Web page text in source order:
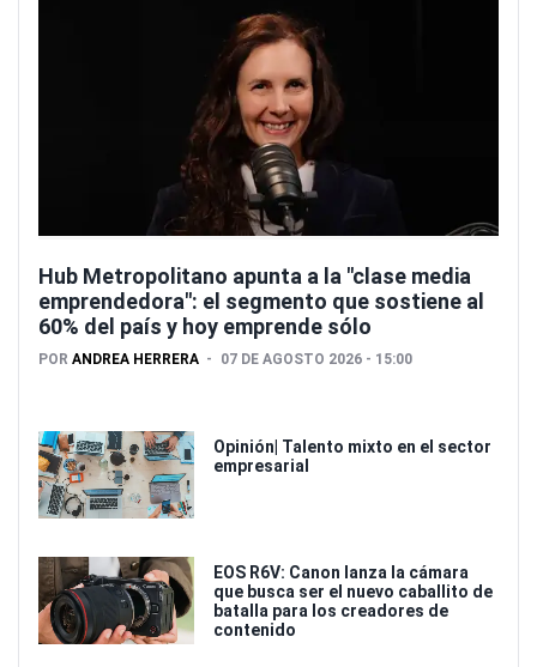
Hub Metropolitano apunta a la "clase media
emprendedora": el segmento que sostiene al
60% del país y hoy emprende sólo
POR ANDREA HERRERA 07 DE AGOSTO 2026 - 15:00
Opinión| Talento mixto en el sector
empresarial
EOS R6V: Canon lanza la cámara
que busca ser el nuevo caballito de
batalla para los creadores de
contenido